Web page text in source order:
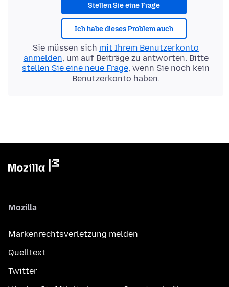
Stellen Sie eine Frage
Ich habe dieses Problem auch
Sie müssen sich mit Ihrem Benutzerkonto
anmelden, um auf Beiträge zu antworten. Bitte
stellen Sie eine neue Frage, wenn Sie noch kein
Benutzerkonto haben.
Mozilla
Markenrechtsverletzung melden
Quelltext
Twitter